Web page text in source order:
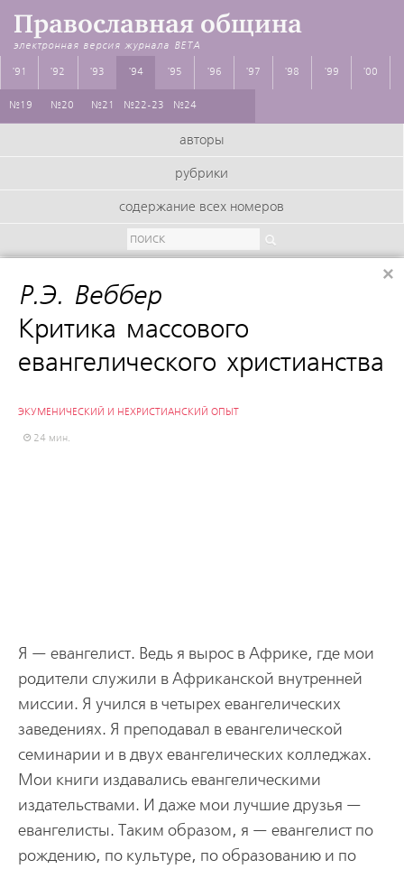
Православная община
электронная версия журнала BETA
'91 '92 '93 '94
№19 №20 №21 №22-23 №24
'95 '96 '97 '98 '99 '00
авторы
рубрики
содержание всех номеров
Р.Э. Веббер:
Критика массового
евангелического христианства
ЭКУМЕНИЧЕСКИЙ И НЕХРИСТИАНСКИЙ ОПЫТ
24 мин.
Я — евангелист. Ведь я вырос в Африке, где мои
родители служили в Африканской внутренней
миссии. Я учился в четырех евангелических
заведениях. Я преподавал в евангелической
семинарии и в двух евангелических колледжах.
Мои книги издавались евангелическими
издательствами. И даже мои лучшие друзья —
евангелисты. Таким образом, я — евангелист по
рождению, по культуре, по образованию и по
×